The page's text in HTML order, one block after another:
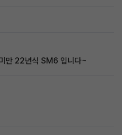
만 22년식 SM6 입니다~